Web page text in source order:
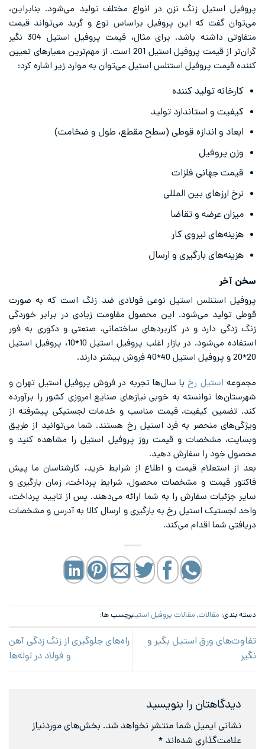
پروفیل استیل زنگ نزن در انواع مختلف تولید می‌شود. بنابراین،
می‌توان گفت که این پروفیل براساس نوع و گرید می‌تواند قیمت
متفاوتی داشته باشد. برای مثال، قیمت پروفیل استیل 304 نگیر
گران‌تر از قیمت پروفیل استیل 201 است. از مهم‌ترین معیارهای تعیین
کننده قیمت پروفیل استنلس استیل می‌توان به موارد زیر اشاره کرد:
کارخانه تولید کننده
کیفیت و استاندارد تولید
ابعاد و اندازه قوطی (سطح مقطع، طول و ضخامت)
وزن پروفیل
قیمت جهانی فلزات
نرخ ارزهای بین المللی
میزان عرضه و تقاضا
هزینه‌های نیروی کار
هزینه‌های بارگیری و ارسال
سخن آخر
پروفیل استنلس استیل نوعی فولادی ضد زنگ است که به صورت
قوطی تولید می‌شود. این محصول مقاومت زیادی در برابر خوردگی
زنگ زدگی دارد و در کاربردهای ساختمانی، صنعتی و دکوری به فور
استفاده می‌شود. در بازار اغلب پروفیل استیل 10*10، پروفیل استیل
20*20 و پروفیل استیل 40*40 فروش بیشتر دارند.
مجموعه استیل رخبا سال‌ها تجربه در فروش پروفیل استیل تهران و
شهرستان‌ها توانسته به خوبی نیازهای صنایع امروزی کشور را برآورده
کند. تضمین کیفیت، قیمت مناسب و خدمات لجستیکی پیشرفته از
ویژگی‌های منحصر به فرد استیل رخ هستند. شما می‌توانید از طریق
وبسایت، مشخصات و قیمت روز پروفیل استیل را مشاهده کنید و
محصول خود را سفارش دهید.
بعد از استعلام قیمت و اطلاع از شرایط خرید، کارشناسان ما پیش
فاکتور قیمت و مشخصات محصول، شرایط پرداخت، زمان بارگیری و
سایر جزئیات سفارش را به شما ارائه می‌دهند. پس از تایید پرداخت،
واحد لجستیک استیل رخ به بارگیری و ارسال کالا به آدرس و مشخصات
دریافتی شما اقدام می‌کند.
دسته بندی: مقالات, مقالات پروفیل استیلبرچسب ها:
تفاوت‌های ورق استیل بگیر و
نگیر
راه‌های جلوگیری از زنگ زدگی آهن
و فولاد در لوله‌ها
دیدگاهتان را بنویسید
نشانی ایمیل شما منتشر نخواهد شد. بخش‌های موردنیاز
علامت‌گذاری شده‌اند *